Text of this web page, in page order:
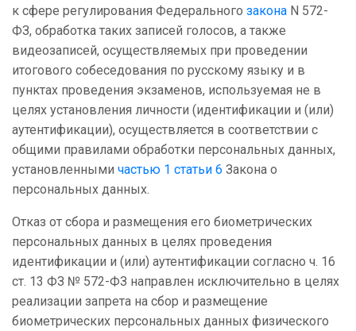
к сфере регулирования Федерального закона N 572-
ФЗ, обработка таких записей голосов, а также
видеозаписей, осуществляемых при проведении
итогового собеседования по русскому языку и в
пунктах проведения экзаменов, используемая не в
целях установления личности (идентификации и (или)
аутентификации), осуществляется в соответствии с
общими правилами обработки персональных данных,
установленными частью 1 статьи 6 Закона о
персональных данных.
Отказ от сбора и размещения его биометрических
персональных данных в целях проведения
идентификации и (или) аутентификации согласно ч. 16
ст. 13 ФЗ № 572-ФЗ направлен исключительно в целях
реализации запрета на сбор и размещение
биометрических персональных данных физического